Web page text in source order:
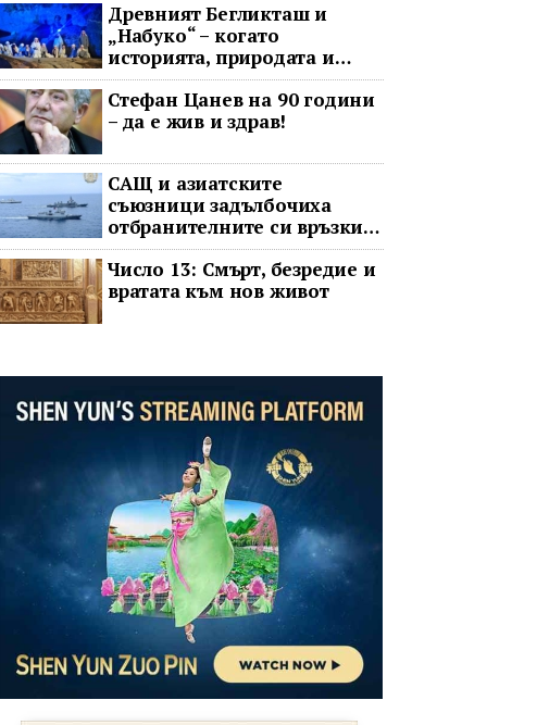
Древният Бегликташ и
„Набуко“ – когато
историята, природата и
операта говорят на един
език
Стефан Цанев на 90 години
– да е жив и здрав!
САЩ и азиатските
съюзници задълбочиха
отбранителните си връзки
срещу Китай
Число 13: Смърт, безредие и
вратата към нов живот